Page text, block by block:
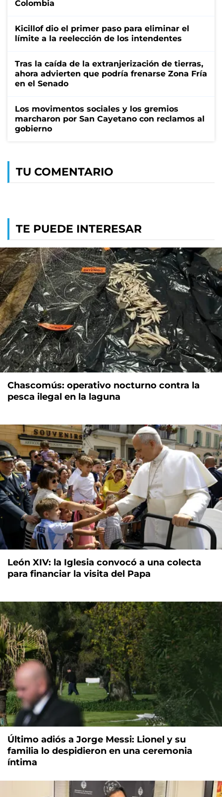
Colombia
Kicillof dio el primer paso para eliminar el
límite a la reelección de los intendentes
Tras la caída de la extranjerización de tierras,
ahora advierten que podría frenarse Zona Fría
en el Senado
Los movimentos sociales y los gremios
marcharon por San Cayetano con reclamos al
gobierno
TU COMENTARIO
TE PUEDE INTERESAR
Chascomús: operativo nocturno contra la
pesca ilegal en la laguna
León XIV: la Iglesia convocó a una colecta
para financiar la visita del Papa
Último adiós a Jorge Messi: Lionel y su
familia lo despidieron en una ceremonia
íntima